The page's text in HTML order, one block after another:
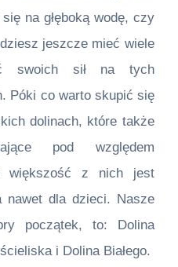
na głęboką wodę, czy
jeszcze mieć wiele
swoich sił na tych
Póki co warto skupić się
dolinach, które także
pod względem
większość z nich jest
nawet dla dzieci. Nasze
początek, to: Dolina
i Dolina Białego.